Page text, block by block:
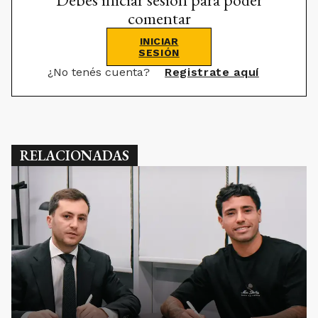
comentar
INICIAR
SESIÓN
¿No tenés cuenta? Registrate aquí
RELACIONADAS